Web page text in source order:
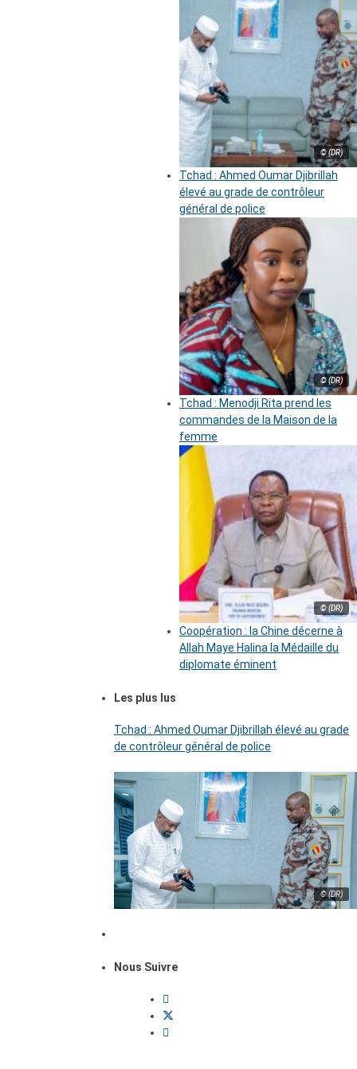
© (DR)
Tchad : Ahmed Oumar Djibrillah
élevé au grade de contrôleur
général de police
© (DR)
Tchad : Menodji Rita prend les
commandes de la Maison de la
femme
© (DR)
Coopération : la Chine décerne à
Allah Maye Halina la Médaille du
diplomate éminent
Les plus lus
Tchad : Ahmed Oumar Djibrillah élevé au grade
de contrôleur général de police
© (DR)
Nous Suivre